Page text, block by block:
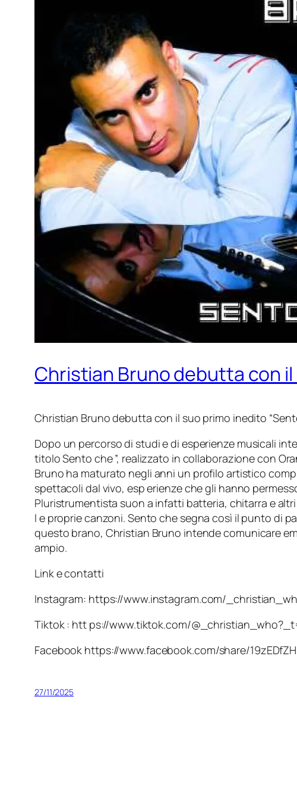
Christian Bruno debutta con
Christian Bruno debutta con il suo primo inedito
Dopo un percorso di studi e di esperienze musicali
titolo Sento che ”, realizzato in collaborazione con
Bruno ha maturato negli anni un profilo artistico
spettacoli dal vivo, esp erienze che gli hanno
Pluristrumentista suon a infatti batteria, chitarra e
l e proprie canzoni. Sento che segna così il punto di
questo brano, Christian Bruno intende comunicare
ampio.
Link e contatti
Instagram: https://www.instagram.com/
Tiktok : htt ps://www.tiktok.com/
Facebook https://www.facebook.com/share/
27/11/2025